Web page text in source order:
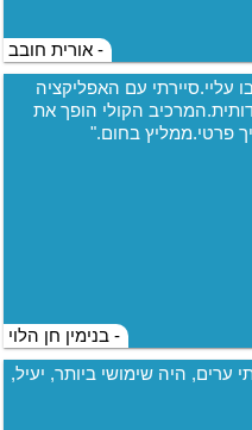
- אורית חובב
עם האפליקציה
הקולי הופך את
פרטי.ממליץ בחום."
- בנימין חן הלוי
ערים, היה שימושי ביותר, יעיל,